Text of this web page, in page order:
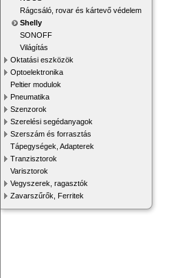
Rágcsáló, rovar és kártevő védelem
Shelly
SONOFF
Világítás
Oktatási eszközök
Optoelektronika
Peltier modulok
Pneumatika
Szenzorok
Szerelési segédanyagok
Szerszám és forrasztás
Tápegységek, Adapterek
Tranzisztorok
Varisztorok
Vegyszerek, ragasztók
Zavarszűrők, Ferritek